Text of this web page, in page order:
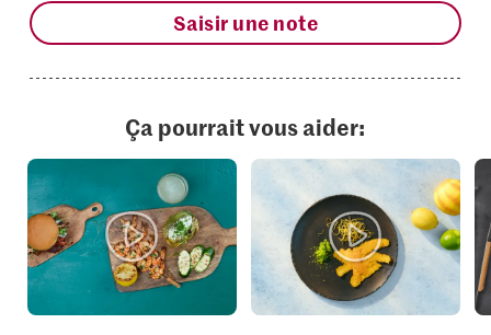
Saisir une note
Ça pourrait vous aider: